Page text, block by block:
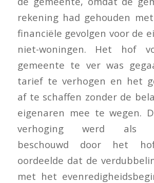
rekening had gehouden
financiële gevolgen voor de
niet-woningen. Het hof
gemeente te ver was
tarief te verhogen en het
af te schaffen zonder de
eigenaren mee te wegen.
verhoging werd als
beschouwd door het
oordeelde dat de
met het